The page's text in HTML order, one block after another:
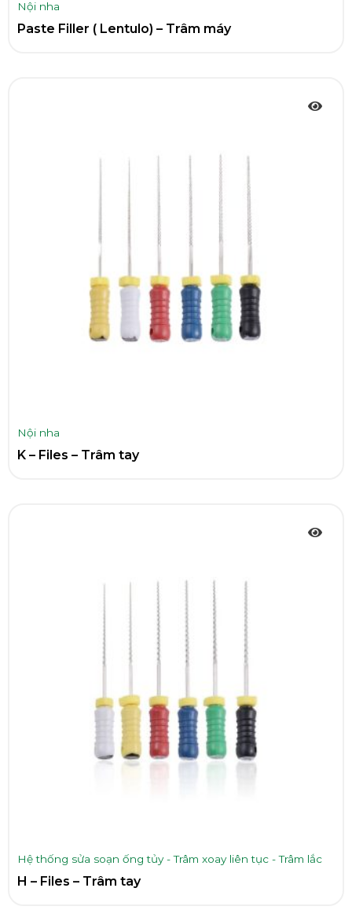
Nội nha
Paste Filler ( Lentulo) – Trâm máy
Nội nha
K – Files – Trâm tay
Hệ thống sửa soạn ống tủy - Trâm xoay liên tục - Trâm lắc
H – Files – Trâm tay